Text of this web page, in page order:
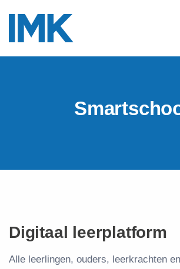
Digitaal leerplatform
Alle leerlingen, ouders, leerkrachten en